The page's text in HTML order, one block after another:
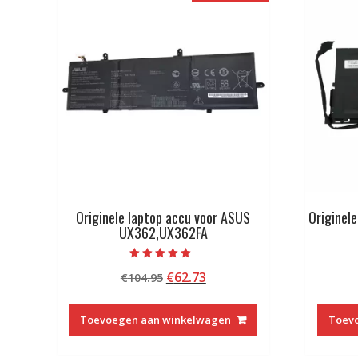
Originele laptop accu voor ASUS
UX362,UX362FA
5.00
van 5
€104.95 Oorspronkelijke
was:
€104.95.
€62.73Huidige
€62.73.
Toevoegen aan winkelwagen